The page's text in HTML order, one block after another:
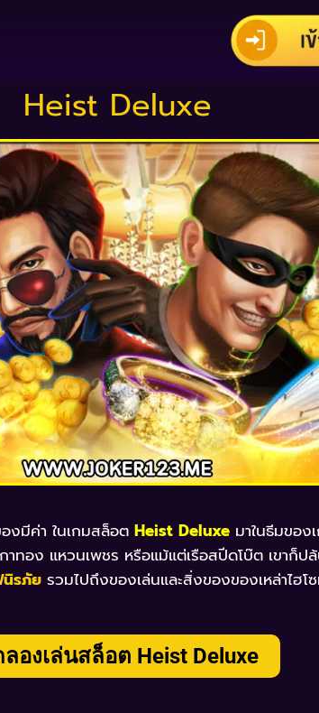
Heist Deluxe
งมีค่า ในเกมสล็อต Heist Deluxe มาในธีมขอ
อง แหวนเพชร หรือแม้แต่เรือสปีดโบ๊ต เขาก็
รภัย รวมไปถึงของเล่นและสิ่งของของเหล่าไฮ
องเล่นสล็อต Heist Deluxe